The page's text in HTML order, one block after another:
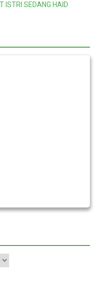
ISTRI SEDANG HAID